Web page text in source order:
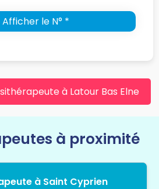
le N° *
à Latour Bas Elne
à proximité
à Saint Cyprien